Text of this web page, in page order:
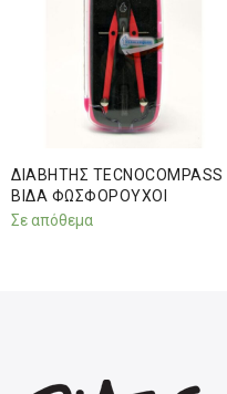
ΔΙΑΒΗΤΗΣ TECNOCOMPASS
ΒΙΔΑ ΦΩΣΦΟΡΟΥΧΟΙ
Σε απόθεμα